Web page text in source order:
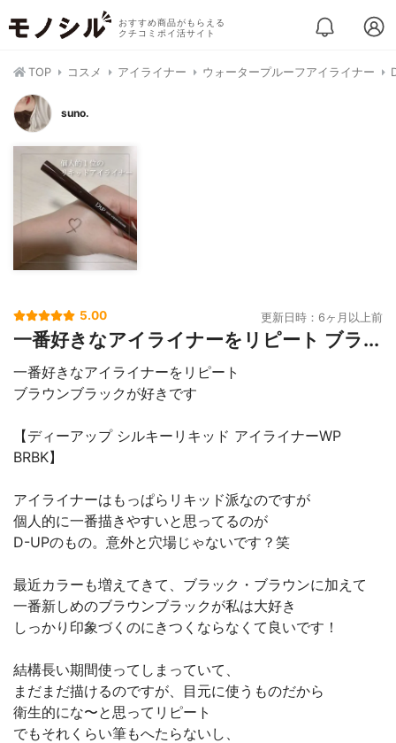
おすすめ商品がもらえる
クチコミポイ活サイト
TOP コスメ アイライナー ウォータープルーフアイライナー
suno.
5.00 更新日時：6ヶ月以上前
一番好きなアイライナーをリピート ブラ...
一番好きなアイライナーをリピート
ブラウンブラックが好きです
【ディーアップ シルキーリキッド アイライナーWP
BRBK】
アイライナーはもっぱらリキッド派なのですが
個人的に一番描きやすいと思ってるのが
D-UPのもの。意外と穴場じゃないです？笑
最近カラーも増えてきて、ブラック・ブラウンに加えて
一番新しめのブラウンブラックが私は大好き
しっかり印象づくのにきつくならなくて良いです！
結構長い期間使ってしまっていて、
まだまだ描けるのですが、目元に使うものだから
衛生的にな〜と思ってリピート
でもそれくらい筆もへたらないし、